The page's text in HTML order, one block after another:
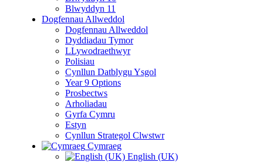
Blwyddyn 11
Dogfennau Allweddol
Dogfennau Allweddol
Dyddiadau Tymor
LLywodraethwyr
Polisiau
Cynllun Datblygu Ysgol
Year 9 Options
Prosbectws
Arholiadau
Gyrfa Cymru
Estyn
Cynllun Strategol Clwstwr
Cymraeg
English (UK)